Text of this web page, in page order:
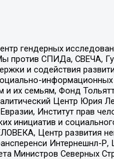
гендерных
против СПИДа, СВЕЧА,
и содействия
информационных
их семьям, Фонд
Центр Юрия
Институт прав
инициатив и
Центр развития
Интернешнл-
Министров Северных